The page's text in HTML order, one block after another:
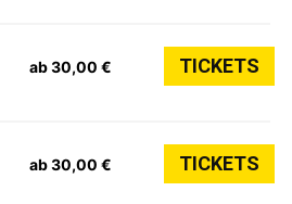
ab 30,00 € TICKETS
ab 30,00 € TICKETS